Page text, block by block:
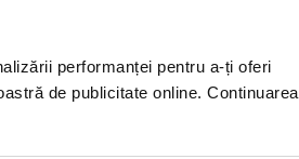
performanței pentru a-ți oferi
de publicitate online. Continuarea